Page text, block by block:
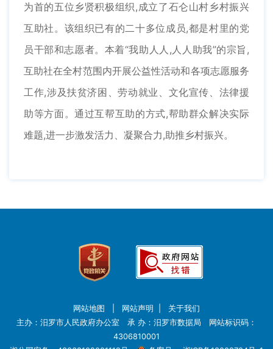
为首的五位乡贤积极组织,成立了石仑山村乡村振兴
互助社。该组织已有的二十多位成员,都是村里的党
员干部和志愿者。本着“我助人人,人人助我”的宗旨,
互助社在全村范围内开展公益性活动和各项志愿服务
工作,涉及扶贫济困、劳动就业、文化宣传、法律援
助等方面。通过互帮互助的方式,帮助群众解决实际
难题,进一步激发活力、凝聚合力,助推乡村振兴。
网站地图 网站声明
关于我们
主办：汨罗市人民政府办公室 承 办：汨罗市数据局 网站标识码：
4306810001